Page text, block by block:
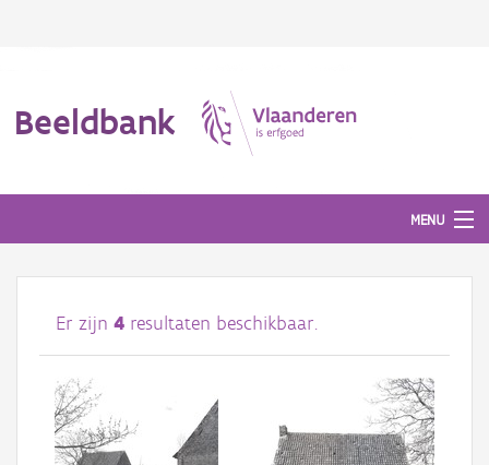
Beeldbank
MENU
Afbeeldingen
#BeeldIndeKijker
Hergebruik
Over ons
Er zijn 4 resultaten beschikbaar.